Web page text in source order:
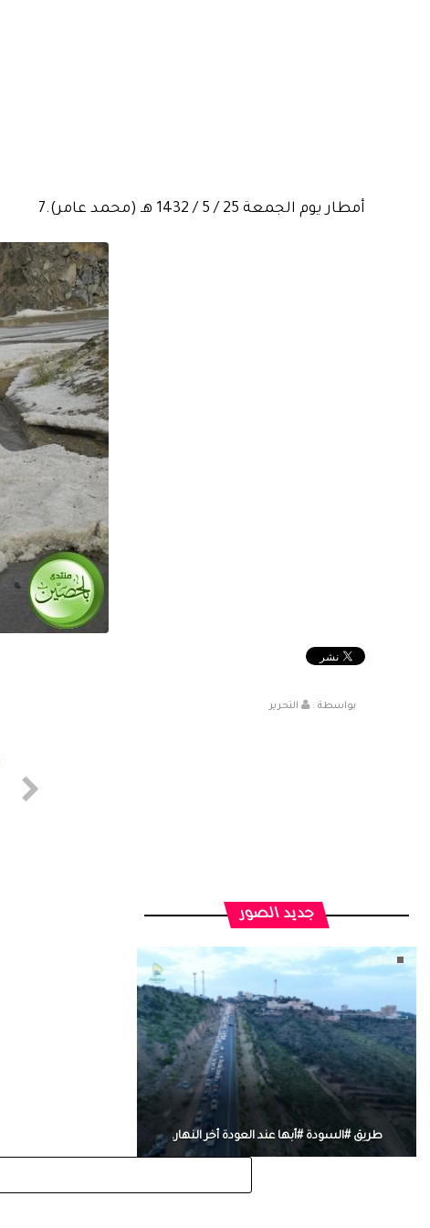
أمطار يوم الجمعة 25 / 5 / 1432 هـ (محمد عامر).7
بواسطة : التحرير
جديد الصور
طريق #السودة #أبها عند العودة أخر النهار.